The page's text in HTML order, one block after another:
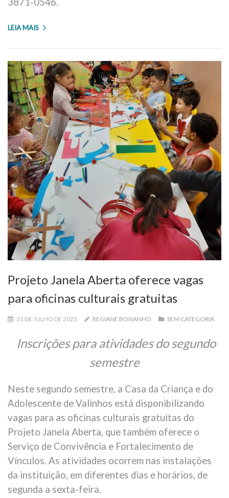
LEIA MAIS
Projeto Janela Aberta oferece vagas
para oficinas culturais gratuitas
31 DE JULHO DE 2023 REGIANE BONANHO SEM CATEGORIA
Inscrições para atividades do segundo
semestre
Neste segundo semestre, a Casa da Criança e do
Adolescente de Valinhos está disponibilizando
vagas para as oficinas culturais gratuitas do
Projeto Janela Aberta, que também oferece o
Serviço de Convivência e Fortalecimento de
Vínculos. As atividades ocorrem nas instalações
da instituição, em diferentes dias e horários, de
segunda a sexta-feira.